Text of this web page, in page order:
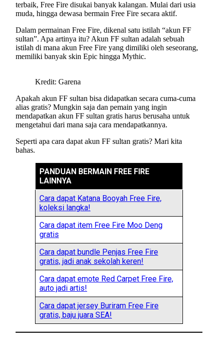
terbaik, Free Fire disukai banyak kalangan. Mulai dari usia
muda, hingga dewasa bermain Free Fire secara aktif.
Dalam permainan Free Fire, dikenal satu istilah “akun FF
sultan”. Apa artinya itu? Akun FF sultan adalah sebuah
istilah di mana akun Free Fire yang dimiliki oleh seseorang,
memiliki banyak skin Epic hingga Mythic.
Kredit: Garena
Apakah akun FF sultan bisa didapatkan secara cuma-cuma
alias gratis? Mungkin saja dan pemain yang ingin
mendapatkan akun FF sultan gratis harus berusaha untuk
mengetahui dari mana saja cara mendapatkannya.
Seperti apa cara dapat akun FF sultan gratis? Mari kita
bahas.
PANDUAN BERMAIN FREE FIRE
LAINNYA
Cara dapat Katana Booyah Free Fire,
koleksi langka!
Cara dapat item Free Fire Moo Deng
gratis
Cara dapat bundle Penjas Free Fire
gratis, jadi anak sekolah keren!
Cara dapat emote Red Carpet Free Fire,
auto jadi artis!
Cara dapat jersey Buriram Free Fire
gratis, baju juara SEA!